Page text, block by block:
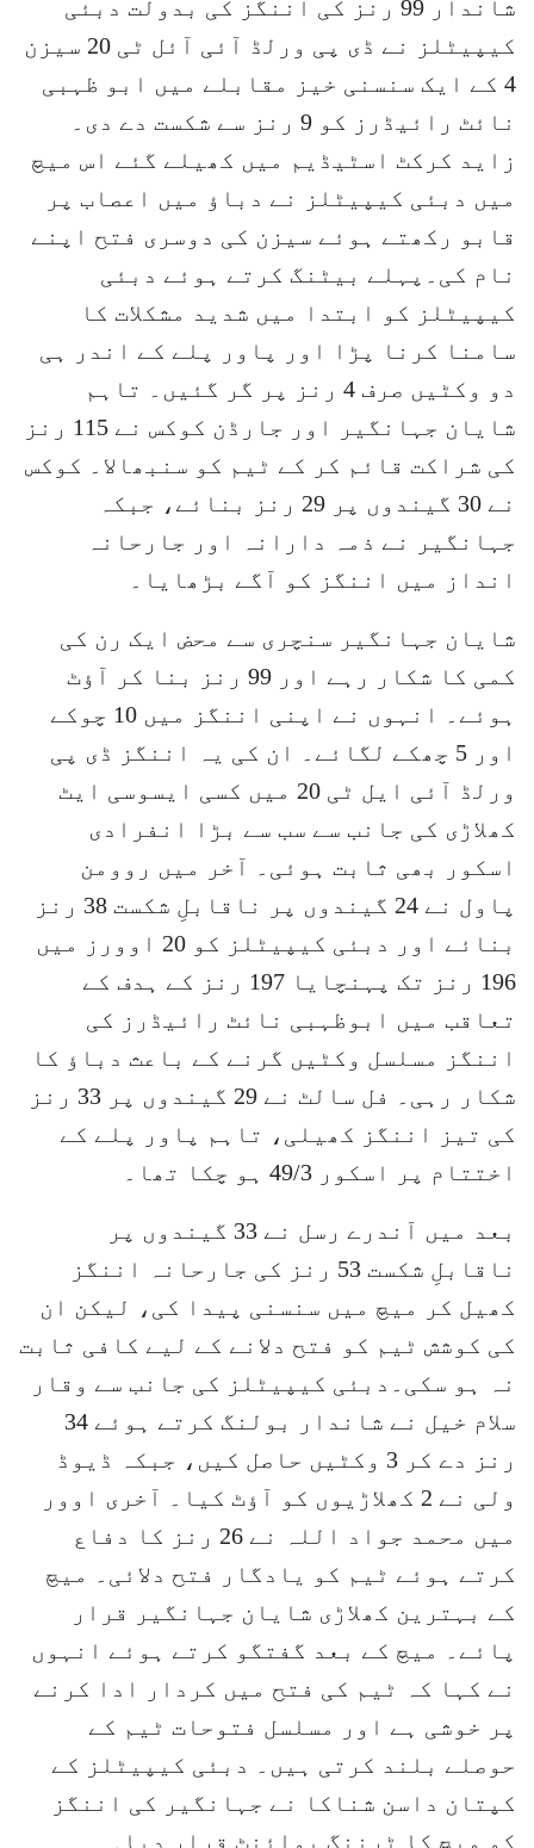
شاندار 99 رنز کی اننگز کی بدولت دبئی
کیپیٹلز نے ڈی پی ورلڈ آئی آئل ٹی 20 سیزن
4 کے ایک سنسنی خیز مقابلے میں ابو ظہبی
نائٹ رائیڈرز کو 9 رنز سے شکست دے دی۔
زاید کرکٹ اسٹیڈیم میں کھیلے گئے اس میچ
میں دبئی کیپیٹلز نے دباؤ میں اعصاب پر
قابو رکھتے ہوئے سیزن کی دوسری فتح اپنے
نام کی۔پہلے بیٹنگ کرتے ہوئے دبئی
کیپیٹلز کو ابتدا میں شدید مشکلات کا
سامنا کرنا پڑا اور پاور پلے کے اندر ہی
دو وکٹیں صرف 4 رنز پر گر گئیں۔ تاہم
شایان جہانگیر اور جارڈن کوکس نے 115 رنز
کی شراکت قائم کر کے ٹیم کو سنبھالا۔ کوکس
نے 30 گیندوں پر 29 رنز بنائے، جبکہ
جہانگیر نے ذمہ دارانہ اور جارحانہ
انداز میں اننگز کو آگے بڑھایا۔
شایان جہانگیر سنچری سے محض ایک رن کی
کمی کا شکار رہے اور 99 رنز بنا کر آؤٹ
ہوئے۔ انہوں نے اپنی اننگز میں 10 چوکے
اور 5 چھکے لگائے۔ ان کی یہ اننگز ڈی پی
ورلڈ آئی ایل ٹی 20 میں کسی ایسوسی ایٹ
کھلاڑی کی جانب سے سب سے بڑا انفرادی
اسکور بھی ثابت ہوئی۔ آخر میں روومن
پاول نے 24 گیندوں پر ناقابلِ شکست 38 رنز
بنائے اور دبئی کیپیٹلز کو 20 اوورز میں
196 رنز تک پہنچایا 197 رنز کے ہدف کے
تعاقب میں ابوظہبی نائٹ رائیڈرز کی
اننگز مسلسل وکٹیں گرنے کے باعث دباؤ کا
شکار رہی۔ فل سالٹ نے 29 گیندوں پر 33 رنز
کی تیز اننگز کھیلی، تاہم پاور پلے کے
اختتام پر اسکور 49/3 ہو چکا تھا۔
بعد میں آندرے رسل نے 33 گیندوں پر
ناقابلِ شکست 53 رنز کی جارحانہ اننگز
کھیل کر میچ میں سنسنی پیدا کی، لیکن ان
کی کوشش ٹیم کو فتح دلانے کے لیے کافی ثابت
نہ ہو سکی۔دبئی کیپیٹلز کی جانب سے وقار
سلام خیل نے شاندار بولنگ کرتے ہوئے 34
رنز دے کر 3 وکٹیں حاصل کیں، جبکہ ڈیوڈ
ولی نے 2 کھلاڑیوں کو آؤٹ کیا۔ آخری اوور
میں محمد جواد اللہ نے 26 رنز کا دفاع
کرتے ہوئے ٹیم کو یادگار فتح دلائی۔ میچ
کے بہترین کھلاڑی شایان جہانگیر قرار
پائے۔ میچ کے بعد گفتگو کرتے ہوئے انہوں
نے کہا کہ ٹیم کی فتح میں کردار ادا کرنے
پر خوشی ہے اور مسلسل فتوحات ٹیم کے
حوصلے بلند کرتی ہیں۔ دبئی کیپیٹلز کے
کپتان داسن شناکا نے جہانگیر کی اننگز
کو میچ کا ٹرننگ پوائنٹ قرار دیا۔